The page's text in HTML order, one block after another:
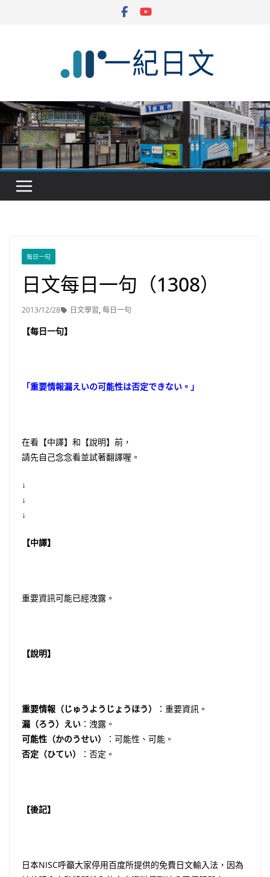
每日一句
日文每日一句（1308）
2013/12/28 日文學習,每日一句
【每日一句】
「重要情報漏えいの可能性は否定できない。」
在看【中譯】和【說明】前，
請先自己念念看並試著翻譯喔。
↓
↓
↓
【中譯】
重要資訊可能已經洩露。
【說明】
重要情報（じゅうようじょうほう）
：重要資訊。
漏（ろう）えい ：洩露。
可能性（かのうせい）
：可能性、可能。
否定（ひてい）
：否定。
【後記】
日本NISC呼籲大家停用百度所提供的免費日文輸入法，因為